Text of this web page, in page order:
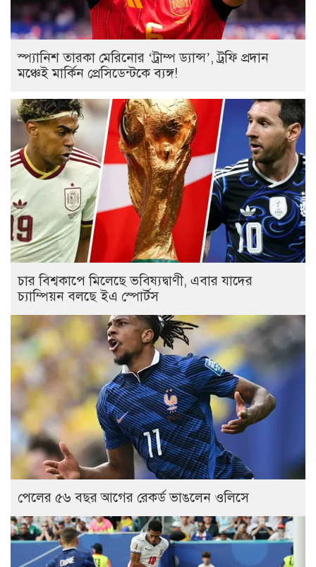
স্প্যানিশ তারকা মেরিনোর ‌‘ট্রাম্প ড্যান্স’, ট্রফি প্রদান
মঞ্চেই মার্কিন প্রেসিডেন্টকে ব্যঙ্গ!
চার বিশ্বকাপে মিলেছে ভবিষ্যদ্বাণী, এবার যাদের
চ্যাম্পিয়ন বলছে ইএ স্পোর্টস
পেলের ৫৬ বছর আগের রেকর্ড ভাঙলেন ওলিসে